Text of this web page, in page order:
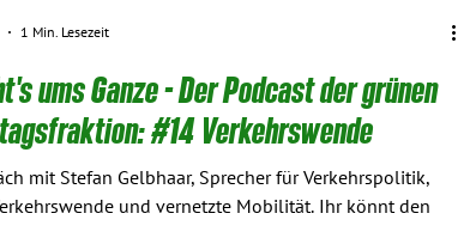
ums Ganze - Der Podcast der grünen
#14 Verkehrswende
mit Stefan Gelbhaar, Sprecher für Verkehrspolitik,
und vernetzte Mobilität. Ihr könnt den
1 Min. Lesezeit